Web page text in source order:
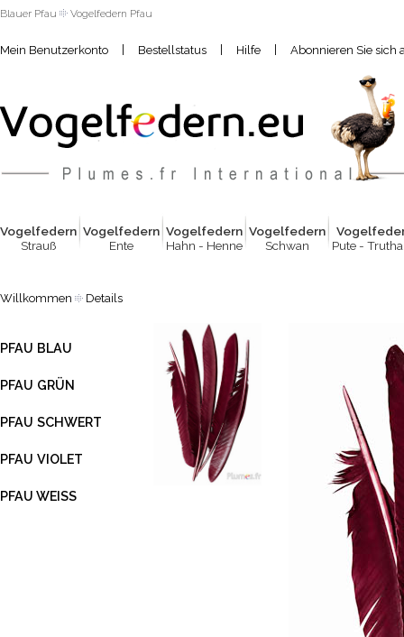
Blauer Pfau Vogelfedern Pfau
Mein Benutzerkonto | Bestellstatus | Hilfe | Abonnieren Sie sich
Vogelfedern
Strauß
Vogelfedern
Ente
Vogelfedern
Hahn - Henne
Vogelfedern
Schwan
Vogelfede
Pute -
Willkommen Details
PFAU BLAU
PFAU GRÜN
PFAU SCHWERT
PFAU VIOLET
PFAU WEISS